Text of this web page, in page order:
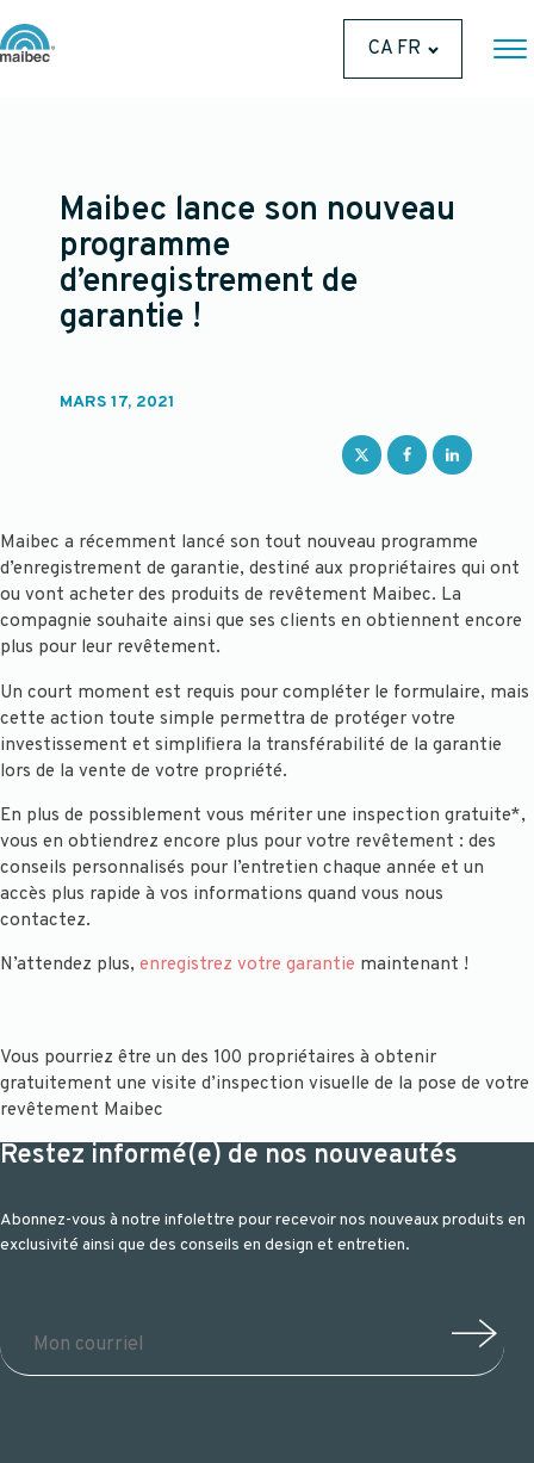
CA FR
Maibec lance son nouveau
programme
d’enregistrement de
garantie !
MARS 17, 2021
Maibec a récemment lancé son tout nouveau programme
d’enregistrement de garantie, destiné aux propriétaires qui ont
ou vont acheter des produits de revêtement Maibec. La
compagnie souhaite ainsi que ses clients en obtiennent encore
plus pour leur revêtement.
Un court moment est requis pour compléter le formulaire, mais
cette action toute simple permettra de protéger votre
investissement et simplifiera la transférabilité de la garantie
lors de la vente de votre propriété.
En plus de possiblement vous mériter une inspection gratuite*,
vous en obtiendrez encore plus pour votre revêtement : des
conseils personnalisés pour l’entretien chaque année et un
accès plus rapide à vos informations quand vous nous
contactez.
N’attendez plus, enregistrez votre garantie maintenant !
Vous pourriez être un des 100 propriétaires à obtenir
gratuitement une visite d’inspection visuelle de la pose de votre
revêtement Maibec
Restez informé(e) de nos nouveautés
Abonnez-vous à notre infolettre pour recevoir nos nouveaux produits en
exclusivité ainsi que des conseils en design et entretien.